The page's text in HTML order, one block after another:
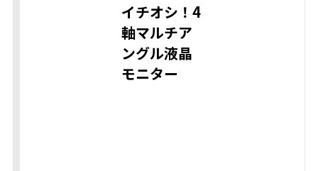
イチオシ！4
軸マルチア
ングル液晶
モニター